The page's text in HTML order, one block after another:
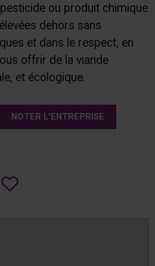
ou produit chimique
dehors sans
et dans le respect, en
offrir de la viande
et écologique.
NOTER L'ENTREPRISE